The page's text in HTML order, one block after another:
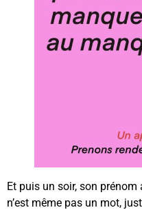
Et puis un soir, son prénom
n’est même pas un mot,